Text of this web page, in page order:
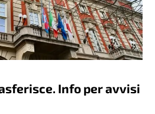
Info per avvisi